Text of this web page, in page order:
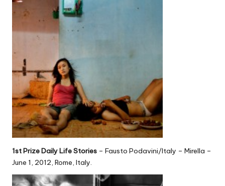
1st Prize Daily Life Stories – Fausto Podavini/Italy – Mirella –
June 1, 2012, Rome, Italy.